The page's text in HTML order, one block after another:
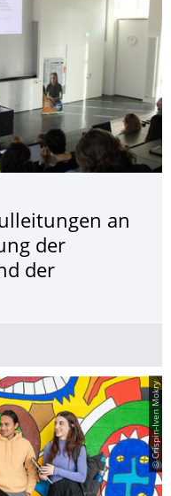
an
der
der
© Crispin-Iven Mokry